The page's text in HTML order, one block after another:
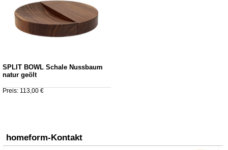
SPLIT BOWL Schale Nussbaum
natur geölt
Preis: 113,00 €
homeform-Kontakt